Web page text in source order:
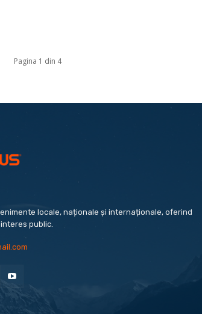
Pagina 1 din 4
locale, naționale și internaționale, oferind
public.